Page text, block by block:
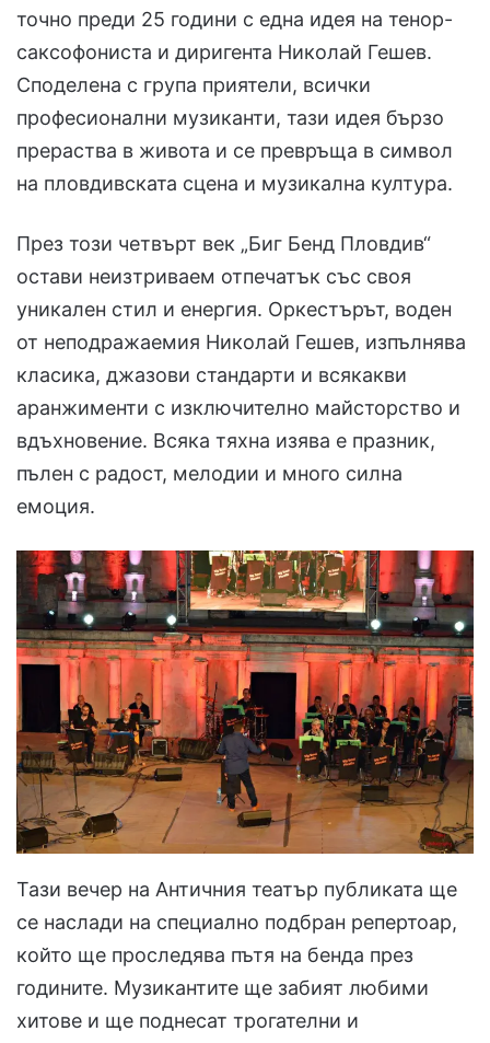
точно преди 25 години с една идея на тенор-
саксофониста и диригента Николай Гешев.
Споделена с група приятели, всички
професионални музиканти, тази идея бързо
прераства в живота и се превръща в символ
на пловдивската сцена и музикална култура.
През този четвърт век „Биг Бенд Пловдив“
остави неизтриваем отпечатък със своя
уникален стил и енергия. Оркестърът, воден
от неподражаемия Николай Гешев, изпълнява
класика, джазови стандарти и всякакви
аранжименти с изключително майсторство и
вдъхновение. Всяка тяхна изява е празник,
пълен с радост, мелодии и много силна
емоция.
Тази вечер на Античния театър публиката ще
се наслади на специално подбран репертоар,
който ще проследява пътя на бенда през
годините. Музикантите ще забият любими
хитове и ще поднесат трогателни и